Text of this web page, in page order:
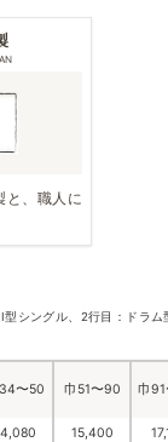
と、職人に
型シングル、2行目：ドラ
〜50 巾51〜90 巾
15,400